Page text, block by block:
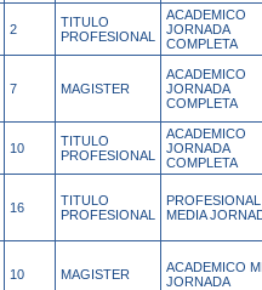
2
TITULO
PROFESIONAL
ACADEMICO
JORNADA
COMPLETA
7 MAGISTER
ACADEMICO
JORNADA
COMPLETA
10
TITULO
PROFESIONAL
ACADEMICO
JORNADA
COMPLETA
16
TITULO
PROFESIONAL
PROFESIONAL
MEDIA
10 MAGISTER
ACADEMICO
JORNADA